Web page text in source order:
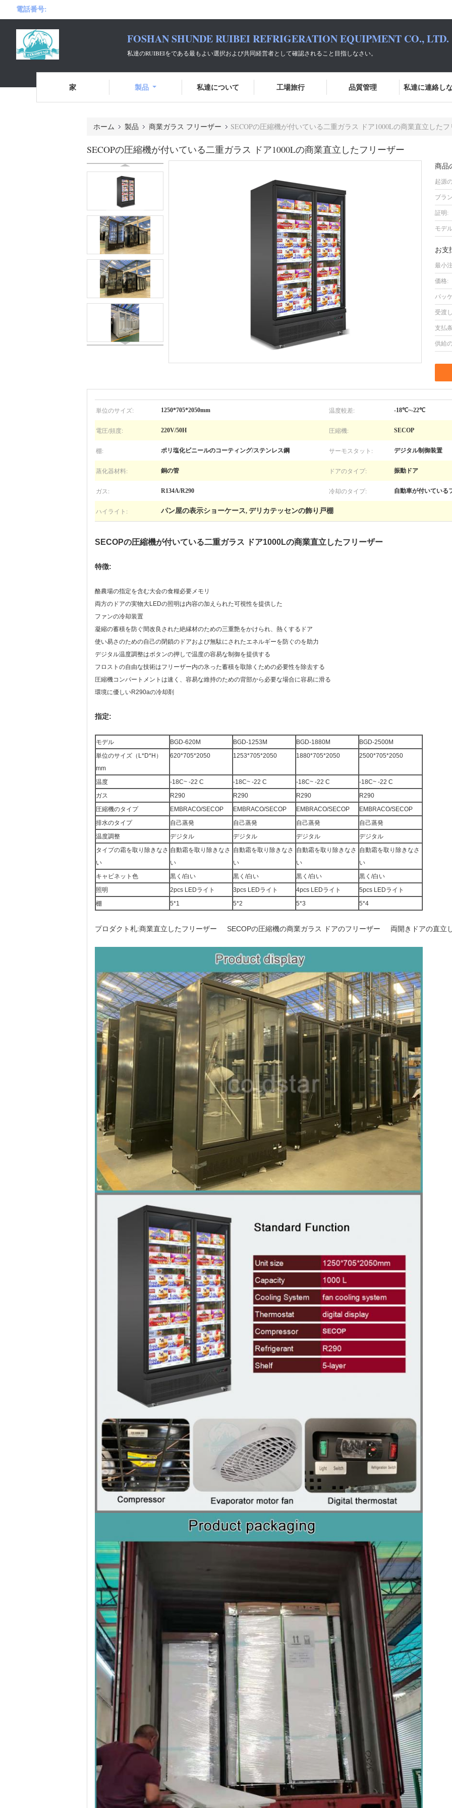
電話番号:
FOSHAN SHUNDE RUIBEI REFRIGERATION EQUIPMENT CO., LTD.
私達のRUIBEIをである最もよい選択および共同経営者として確認されること目指しなさい。
家 製品 私達について 工場旅行 品質管理 私達に連絡し
ホーム 製品 商業ガラス フリーザー SECOPの圧縮機が付いている二重ガラス ドア1000Lの商業直立した
SECOPの圧縮機が付いている二重ガラス ドア1000Lの商業直立したフリーザー
商品
起源
ブラ
証明:
モデ
お支
最小
価格:
パッ
受渡
支払
供給
単位のサイズ: 1250*705*2050mm 温度較差: -18℃~-22℃
電圧/頻度: 220V/50H 圧縮機: SECOP
棚: ポリ塩化ビニールのコーティング/ステンレス鋼 サーモスタット: デジタル制御装置
蒸化器材料: 銅の管 ドアのタイプ: 振動ドア
ガス: R134A/R290 冷却のタイプ: 自動車が付いている
ハイライト: パン屋の表示ショーケース, デリカテッセンの飾り戸棚
SECOPの圧縮機が付いている二重ガラス ドア1000Lの商業直立したフリーザー
特徴:
酪農場の指定を含む大会の食糧必要メモリ
両方のドアの実物大LEDの照明は内容の加えられた可視性を提供した
ファンの冷却装置
凝縮の蓄積を防ぐ間改良された絶縁材のための三重艶をかけられ、熱くするドア
使い易さのための自己の閉鎖のドアおよび無駄にされたエネルギーを防ぐのを助力
デジタル温度調整はボタンの押しで温度の容易な制御を提供する
フロストの自由な技術はフリーザー内の氷った蓄積を取除くための必要性を除去する
圧縮機コンパートメントは速く、容易な維持のための背部から必要な場合に容易に滑る
環境に優しいR290aの冷却剤
指定:
モデル BGD-620M BGD-1253M BGD-1880M
BGD-2500M
単位のサイズ（L*D*H）
mm
620*705*2050 1253*705*2050 1880*705*2050 2500*705*2050
温度 -18C~ -22 C -18C~ -22 C -18C~ -22 C
-18C~ -22 C
ガス
R290 R290 R290
R290
圧縮機のタイプ
EMBRACO/SECOP EMBRACO/SECOP EMBRACO/SECOP
EMBRACO/SECOP
排水のタイプ
自己蒸発 自己蒸発 自己蒸発
自己蒸発
温度調整
デジタル デジタル デジタル
デジタル
タイプの霜を取り除きなさ
い
自動霜を取り除きなさ
い
自動霜を取り除きなさ
い
自動霜を取り除きなさ
い
自動霜を取り除きなさ
い
キャビネット色
黒く/白い 黒く/白い 黒く/白い
黒く/白い
照明
2pcs LEDライト 3pcs LEDライト 4pcs LEDライト
5pcs LEDライト
棚
5*1 5*2 5*3 5*4
プロダクト札:商業直立したフリーザー SECOPの圧縮機の商業ガラス ドアのフリーザー 両開きドアの直立